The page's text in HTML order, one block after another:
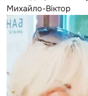
Михайло-Віктор